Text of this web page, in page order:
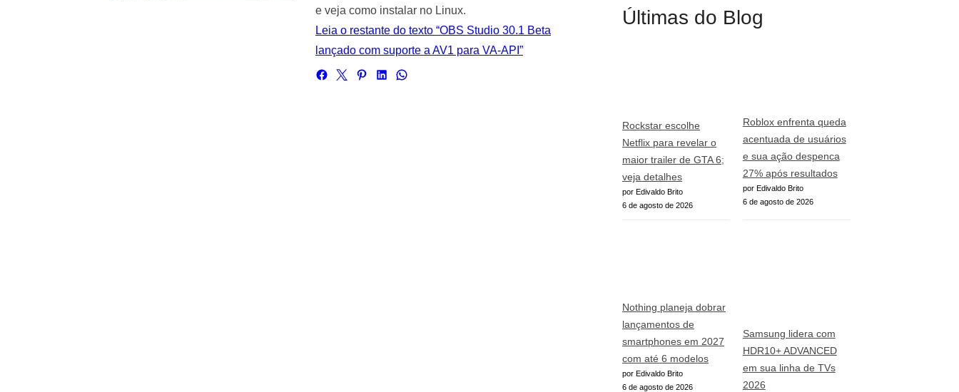
e veja como instalar no Linux.
Leia o restante do texto “OBS Studio 30.1 Beta
lançado com suporte a AV1 para VA-API”
Últimas do Blog
Rockstar escolhe
Netflix para revelar o
maior trailer de GTA 6;
veja detalhes
por Edivaldo Brito
6 de agosto de 2026
Roblox enfrenta queda
acentuada de usuários
e sua ação despenca
27% após resultados
por Edivaldo Brito
6 de agosto de 2026
Nothing planeja dobrar
lançamentos de
smartphones em 2027
com até 6 modelos
por Edivaldo Brito
6 de agosto de 2026
Samsung lidera com
HDR10+ ADVANCED
em sua linha de TVs
2026